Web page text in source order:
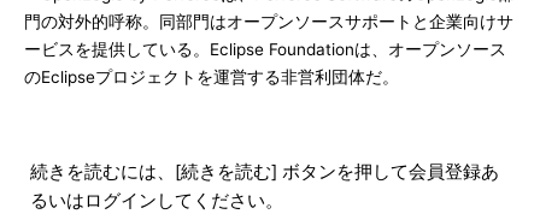
門の対外的呼称。同部門はオープンソースサポートと企業向けサ
ービスを提供している。Eclipse Foundationは、オープンソース
のEclipseプロジェクトを運営する非営利団体だ。
続きを読むには、[続きを読む] ボタンを押して会員登録あ
るいはログインしてください。